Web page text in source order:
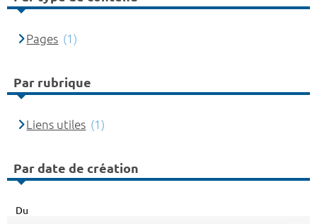
Pages (1)
Par rubrique
Liens utiles (1)
Par date de création
Du